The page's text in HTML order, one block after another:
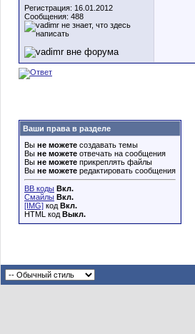
Регистрация: 16.01.2012
Сообщения: 488
Ваши права в разделе
Вы не можете создавать темы
Вы не можете отвечать на сообщения
Вы не можете прикреплять файлы
Вы не можете редактировать сообщения
BB коды Вкл.
Смайлы Вкл.
[IMG] код Вкл.
HTML код Выкл.